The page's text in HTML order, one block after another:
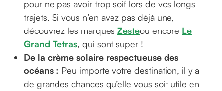
pour ne pas avoir trop soif lors de vos longs
trajets. Si vous n’en avez pas déjà une,
découvrez les marques Zesteou encore Le
Grand Tetras, qui sont super !
De la crème solaire respectueuse des
océans : Peu importe votre destination, il y a
de grandes chances qu’elle vous soit utile en